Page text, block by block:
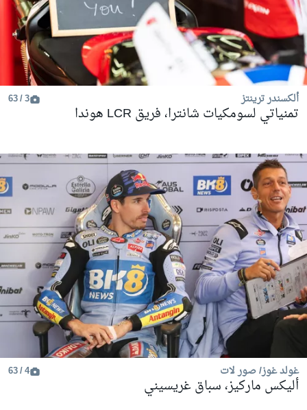
ألكسندر ترينتز 3 / 63
تمنياتي لسومكيات شانترا، فريق LCR هوندا
غولد غوز/ صور لات 4 / 63
أليكس ماركيز، سباق غريسيني